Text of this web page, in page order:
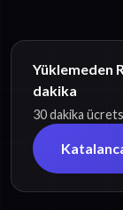
Yüklemeden
dakika
30 dakika